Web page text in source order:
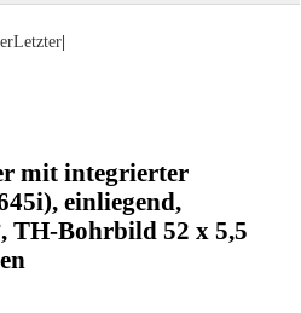
Letzter|
mit integrierter
einliegend,
TH-Bohrbild 52 x 5,5